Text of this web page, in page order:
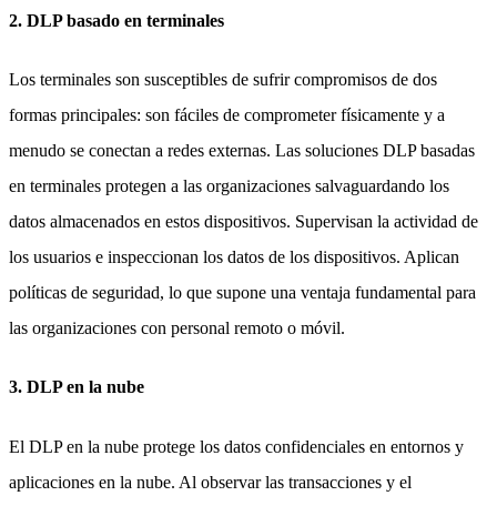
2. DLP basado en terminales
Los terminales son susceptibles de sufrir compromisos de dos
formas principales: son fáciles de comprometer físicamente y a
menudo se conectan a redes externas. Las soluciones DLP basadas
en terminales protegen a las organizaciones salvaguardando los
datos almacenados en estos dispositivos. Supervisan la actividad de
los usuarios e inspeccionan los datos de los dispositivos. Aplican
políticas de seguridad, lo que supone una ventaja fundamental para
las organizaciones con personal remoto o móvil.
3. DLP en la nube
El DLP en la nube protege los datos confidenciales en entornos y
aplicaciones en la nube. Al observar las transacciones y el